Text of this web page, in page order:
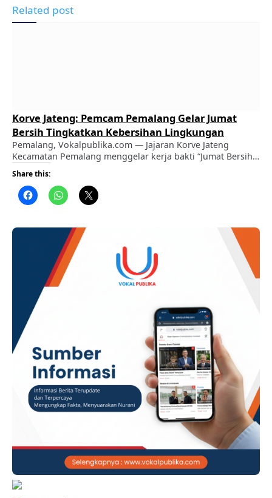
Related post
Korve Jateng: Pemcam Pemalang Gelar Jumat
Bersih Tingkatkan Kebersihan Lingkungan
Pemalang, Vokalpublika.com — Jajaran Korve Jateng
Kecamatan Pemalang menggelar kerja bakti “Jumat Bersih”
di wilayah Kecamatan Pemalang, Jumat (7/8/2026).
ADVERTISEMENT Kegiatan ini diselenggarakan untuk
menanamkan budaya hidup sehat serta merawat
kebersihan dan kerapian lingkungan setempat. ​Dalam aksi
publik, membersihkan sampah, merapikan tanah yang
menumpuk, serta memotong rumput liar. …
Share this: